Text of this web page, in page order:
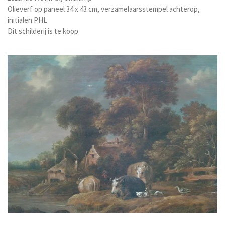
Olieverf op paneel 34 x 43 cm, verzamelaarsstempel achterop,
initialen PHL
Dit schilderij is te koop